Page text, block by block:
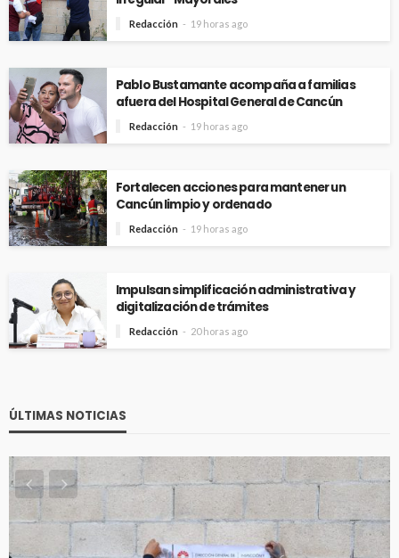
Redacción 19 horas ago
Pablo Bustamante acompaña a familias
afuera del Hospital General de Cancún
Redacción 19 horas ago
Fortalecen acciones para mantener un
Cancún limpio y ordenado
Redacción 19 horas ago
Impulsan simplificación administrativa y
digitalización de trámites
Redacción 20 horas ago
ÚLTIMAS NOTICIAS